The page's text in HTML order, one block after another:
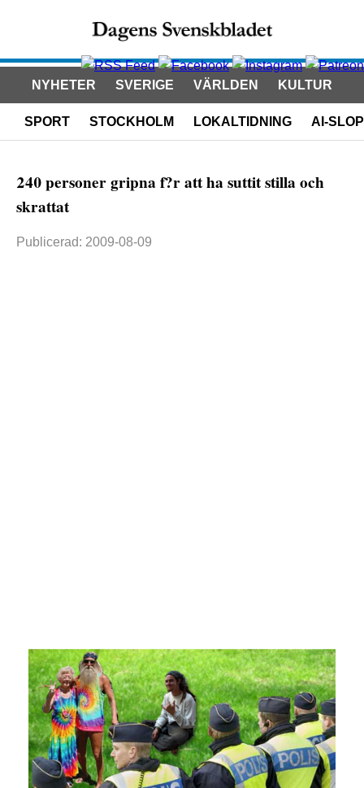
NYHETER SVERIGE VÄRLDEN KULTUR
SPORT STOCKHOLM LOKALTIDNING AI-SLOP
240 personer gripna f?r att ha suttit stilla och
skrattat
Publicerad: 2009-08-09